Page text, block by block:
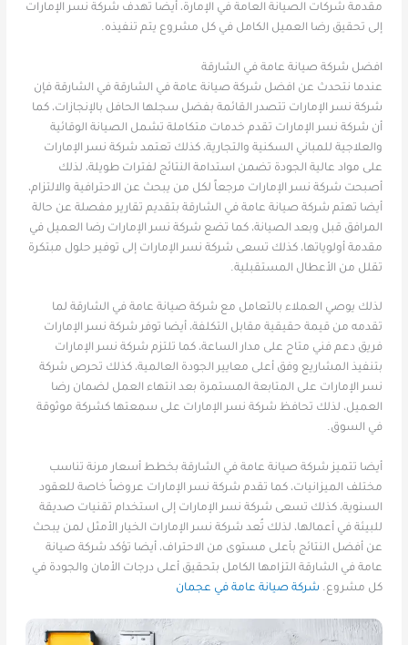
مقدمة شركات الصيانة العامة في الإمارة، أيضا تهدف شركة نسر الإمارات
إلى تحقيق رضا العميل الكامل في كل مشروع يتم تنفيذه.
افضل شركة صيانة عامة في الشارقة
عندما نتحدث عن افضل شركة صيانة عامة في الشارقة في الشارقة فإن
شركة نسر الإمارات تتصدر القائمة بفضل سجلها الحافل بالإنجازات، كما
أن شركة نسر الإمارات تقدم خدمات متكاملة تشمل الصيانة الوقائية
والعلاجية للمباني السكنية والتجارية، كذلك تعتمد شركة نسر الإمارات
على مواد عالية الجودة تضمن استدامة النتائج لفترات طويلة، لذلك
أصبحت شركة نسر الإمارات مرجعاً لكل من يبحث عن الاحترافية والالتزام،
أيضا تهتم شركة صيانة عامة في الشارقة بتقديم تقارير مفصلة عن حالة
المرافق قبل وبعد الصيانة، كما تضع شركة نسر الإمارات رضا العميل في
مقدمة أولوياتها، كذلك تسعى شركة نسر الإمارات إلى توفير حلول مبتكرة
تقلل من الأعطال المستقبلية.
لذلك يوصي العملاء بالتعامل مع شركة صيانة عامة في الشارقة لما
تقدمه من قيمة حقيقية مقابل التكلفة، أيضا توفر شركة نسر الإمارات
فريق دعم فني متاح على مدار الساعة، كما تلتزم شركة نسر الإمارات
بتنفيذ المشاريع وفق أعلى معايير الجودة العالمية، كذلك تحرص شركة
نسر الإمارات على المتابعة المستمرة بعد انتهاء العمل لضمان رضا
العميل، لذلك تحافظ شركة نسر الإمارات على سمعتها كشركة موثوقة
في السوق.
أيضا تتميز شركة صيانة عامة في الشارقة بخطط أسعار مرنة تناسب
مختلف الميزانيات، كما تقدم شركة نسر الإمارات عروضاً خاصة للعقود
السنوية، كذلك تسعى شركة نسر الإمارات إلى استخدام تقنيات صديقة
للبيئة في أعمالها، لذلك تُعد شركة نسر الإمارات الخيار الأمثل لمن يبحث
عن أفضل النتائج بأعلى مستوى من الاحتراف، أيضا تؤكد شركة صيانة
عامة في الشارقة التزامها الكامل بتحقيق أعلى درجات الأمان والجودة في
كل مشروع. شركة صيانة عامة في عجمان